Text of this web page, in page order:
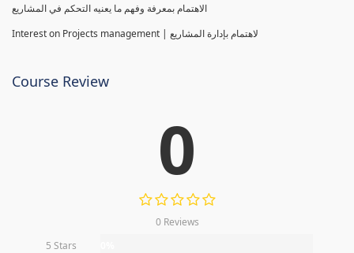
الاهتمام بمعرفة وفهم ما يعنيه التحكم في المشاريع
Interest on Projects management | لاهتمام بإدارة المشاريع
Course Review
0
0 Reviews
5 Stars